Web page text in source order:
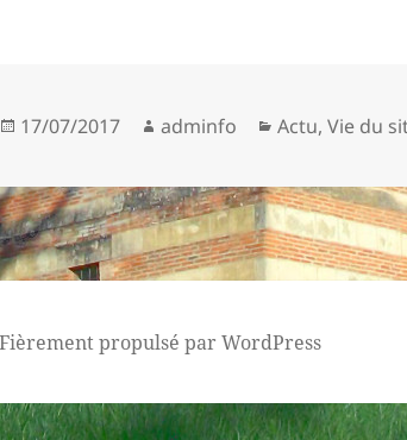
Publié
17/07/2017 Auteur
adminfo Catégories
Actu,Vie du
Fièrement propulsé par WordPress